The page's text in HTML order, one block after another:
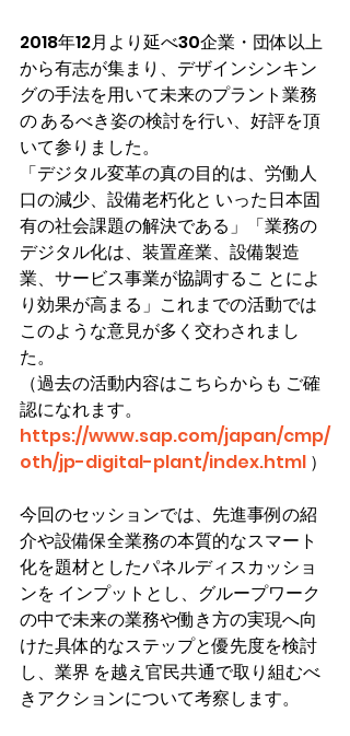
2018年12月より延べ30企業・団体以上
から有志が集まり、デザインシンキン
グの手法を用いて未来のプラント業務
の あるべき姿の検討を行い、好評を頂
いて参りました。
「デジタル変革の真の目的は、労働人
口の減少、設備老朽化と いった日本固
有の社会課題の解決である」「業務の
デジタル化は、装置産業、設備製造
業、サービス事業が協調するこ とによ
り効果が高まる」これまでの活動では
このような意見が多く交わされまし
た。
（過去の活動内容はこちらからも ご確
認になれます。
https://www.sap.com/japan/cmp/
oth/jp-digital-plant/index.html ）
今回のセッションでは、先進事例の紹
介や設備保全業務の本質的なスマート
化を題材としたパネルディスカッショ
ンを インプットとし、グループワーク
の中で未来の業務や働き方の実現へ向
けた具体的なステップと優先度を検討
し、業界 を越え官民共通で取り組むべ
きアクションについて考察します。